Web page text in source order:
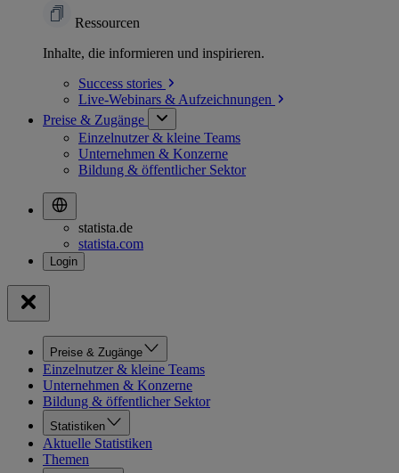
Ressourcen
Inhalte, die informieren und inspirieren.
Success stories
Live-Webinars & Aufzeichnungen
Preise & Zugänge
Einzelnutzer & kleine Teams
Unternehmen & Konzerne
Bildung & öffentlicher Sektor
statista.de
statista.com
Preise & Zugänge
Einzelnutzer & kleine Teams
Unternehmen & Konzerne
Bildung & öffentlicher Sektor
Statistiken
Aktuelle Statistiken
Themen